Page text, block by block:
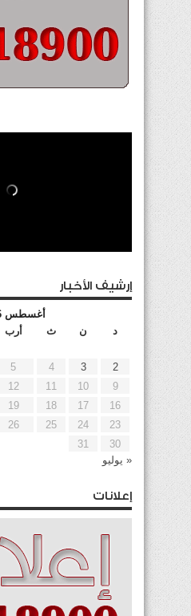
إرشيف الأخبار
أغسطس 2026
د
ن ث أرب
2
3
4
5
9
10
11
12
16
17
18
19
23
24
25
26
30
31
« يوليو
إعلانات